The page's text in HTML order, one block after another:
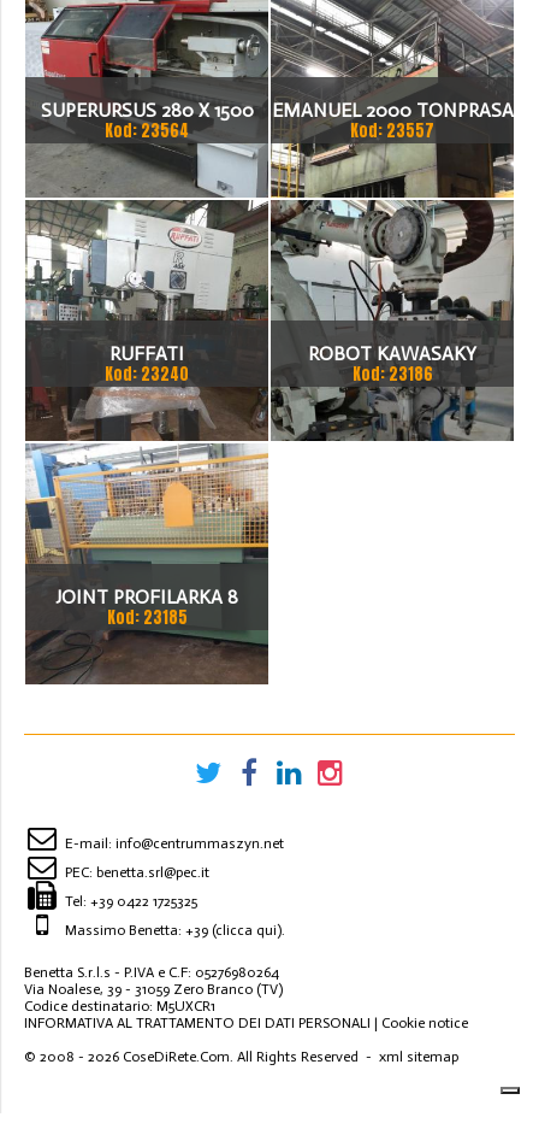
SUPERURSUS 280 X 1500
TOKARKA
Kod: 23564
EMANUEL 2000 TONPRASA
HYDRAULICZNA 3200 X
2000
Kod: 23557
RUFFATI
Kod: 23240
ROBOT KAWASAKY
Kod: 23186
JOINT PROFILARKA 8
STACJI
Kod: 23185
E-mail: info@centrummaszyn.net
PEC: benetta.srl@pec.it
Tel: +39 0422 1725325
Massimo Benetta: +39 (clicca qui).
Benetta S.r.l.s - P.IVA e C.F: 05276980264
Via Noalese, 39 - 31059 Zero Branco (TV)
Codice destinatario: M5UXCR1
INFORMATIVA AL TRATTAMENTO DEI DATI PERSONALI | Cookie notice
© 2008 - 2026 CoseDiRete.Com. All Rights Reserved - xml sitemap